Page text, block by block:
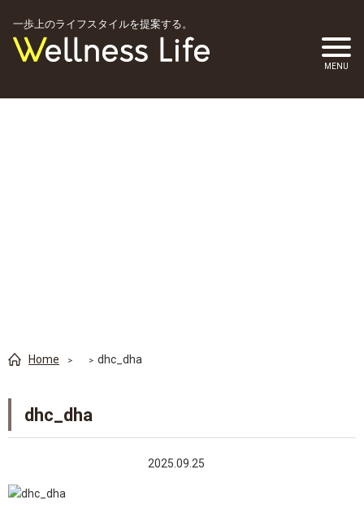
一歩上のライフスタイルを提案する。
Home dhc_dha
dhc_dha
2025.09.25